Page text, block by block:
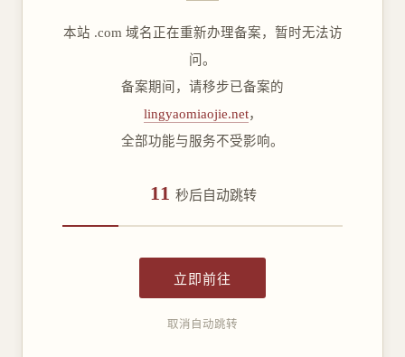
本站 .com 域名正在重新办理备案，暂时无法访
问。
备案期间，请移步已备案的
lingyaomiaojie.net，
全部功能与服务不受影响。
11 秒后自动跳转
立即前往
取消自动跳转